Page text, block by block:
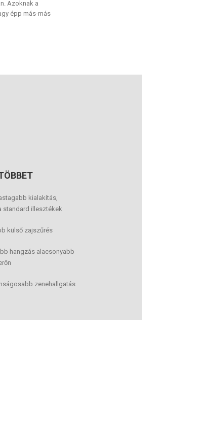
Azoknak a
épp más-más
kialakítás,
standard illesztékek
külső zajszűrés
hangzás alacsonyabb
zenehallgatás